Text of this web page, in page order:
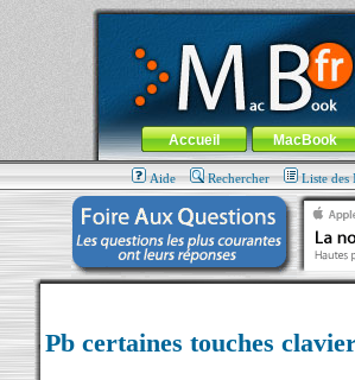
MacBook-fr.com : 100% Apple... 100% nomade !
Aller au contenu-Aller au menu
Menu général
Accueil MacBook
Aide Rechercher Liste des
Pb certaines touches